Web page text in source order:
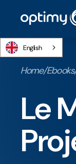
English
Home/Ebooks
Le